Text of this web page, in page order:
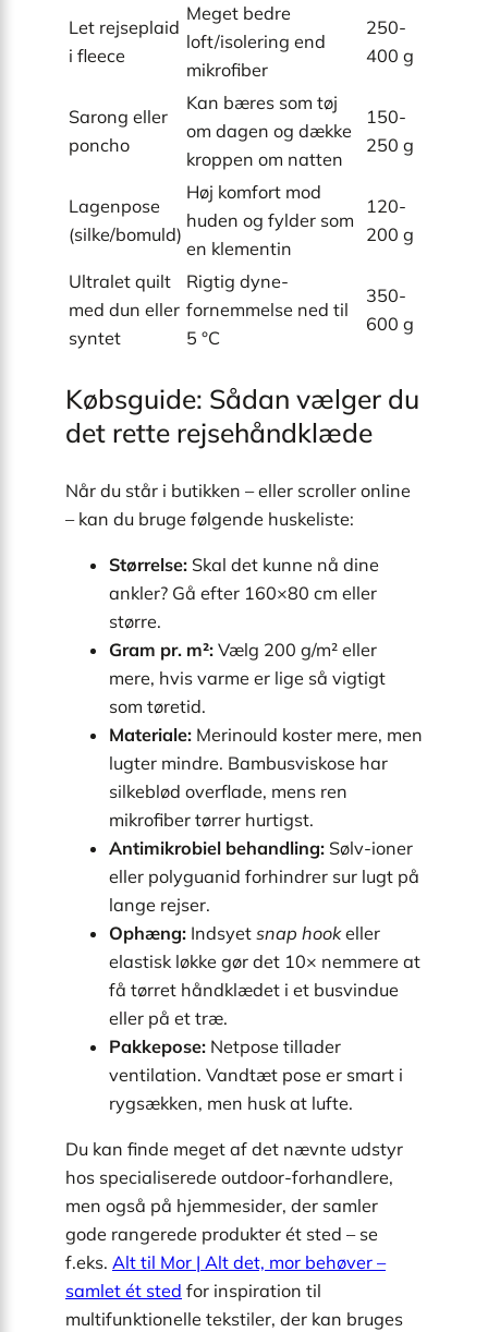
Let rejseplaid
i fleece
Meget bedre
loft/isolering end
mikrofiber
250-
400 g
Sarong eller
poncho
Kan bæres som tøj
om dagen og dække
kroppen om natten
150-
250 g
Lagenpose
(silke/bomuld)
Høj komfort mod
huden og fylder som
en klementin
120-
200 g
Ultralet quilt
med dun eller
syntet
Rigtig dyne-
fornemmelse ned til
5 °C
350-
600 g
Købsguide: Sådan vælger du
det rette rejsehåndklæde
Når du står i butikken – eller scroller online
– kan du bruge følgende huskeliste:
Størrelse: Skal det kunne nå dine
ankler? Gå efter 160×80 cm eller
større.
Gram pr. m²: Vælg 200 g/m² eller
mere, hvis varme er lige så vigtigt
som tøretid.
Materiale: Merinould koster mere, men
lugter mindre. Bambusviskose har
silkeblød overflade, mens ren
mikrofiber tørrer hurtigst.
Antimikrobiel behandling: Sølv-ioner
eller polyguanid forhindrer sur lugt på
lange rejser.
Ophæng: Indsyet snap hookeller
elastisk løkke gør det 10× nemmere at
få tørret håndklædet i et busvindue
eller på et træ.
Pakkepose: Netpose tillader
ventilation. Vandtæt pose er smart i
rygsækken, men husk at lufte.
Du kan finde meget af det nævnte udstyr
hos specialiserede outdoor-forhandlere,
men også på hjemmesider, der samler
gode rangerede produkter ét sted – se
f.eks. Alt til Mor | Alt det, mor behøver –
samlet ét sted for inspiration til
multifunktionelle tekstiler, der kan bruges